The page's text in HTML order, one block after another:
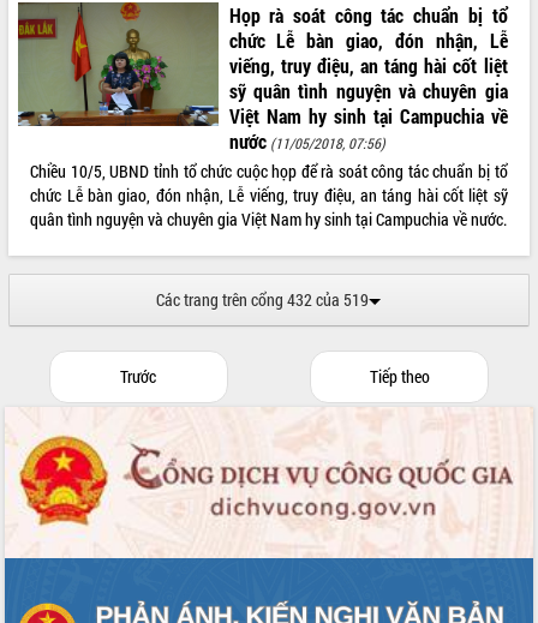
Họp rà soát công tác chuẩn bị tổ
chức Lễ bàn giao, đón nhận, Lễ
viếng, truy điệu, an táng hài cốt liệt
sỹ quân tình nguyện và chuyên gia
Việt Nam hy sinh tại Campuchia về
nước (11/05/2018, 07:56)
Chiều 10/5, UBND tỉnh tổ chức cuộc họp để rà soát công tác chuẩn bị tổ
chức Lễ bàn giao, đón nhận, Lễ viếng, truy điệu, an táng hài cốt liệt sỹ
quân tình nguyện và chuyên gia Việt Nam hy sinh tại Campuchia về nước.
Các trang trên cổng 432 của 519
Trước Tiếp theo